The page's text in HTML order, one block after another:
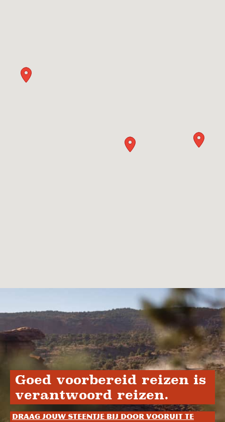
Goed voorbereid reizen is
verantwoord reizen.
Draag jouw steentje bij door vooruit te